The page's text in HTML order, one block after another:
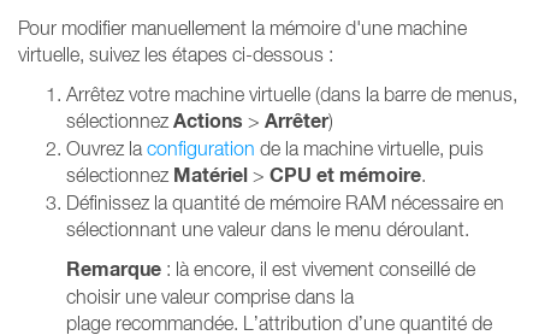
Pour modifier manuellement la mémoire d'une machine
virtuelle, suivez les étapes ci-dessous :
Arrêtez votre machine virtuelle (dans la barre de menus,
sélectionnez Actions > Arrêter)
Ouvrez la configuration de la machine virtuelle, puis
sélectionnez Matériel > CPU et mémoire.
Définissez la quantité de mémoire RAM nécessaire en
sélectionnant une valeur dans le menu déroulant.
Remarque : là encore, il est vivement conseillé de
choisir une valeur comprise dans la
plage recommandée. L’attribution d’une quantité de